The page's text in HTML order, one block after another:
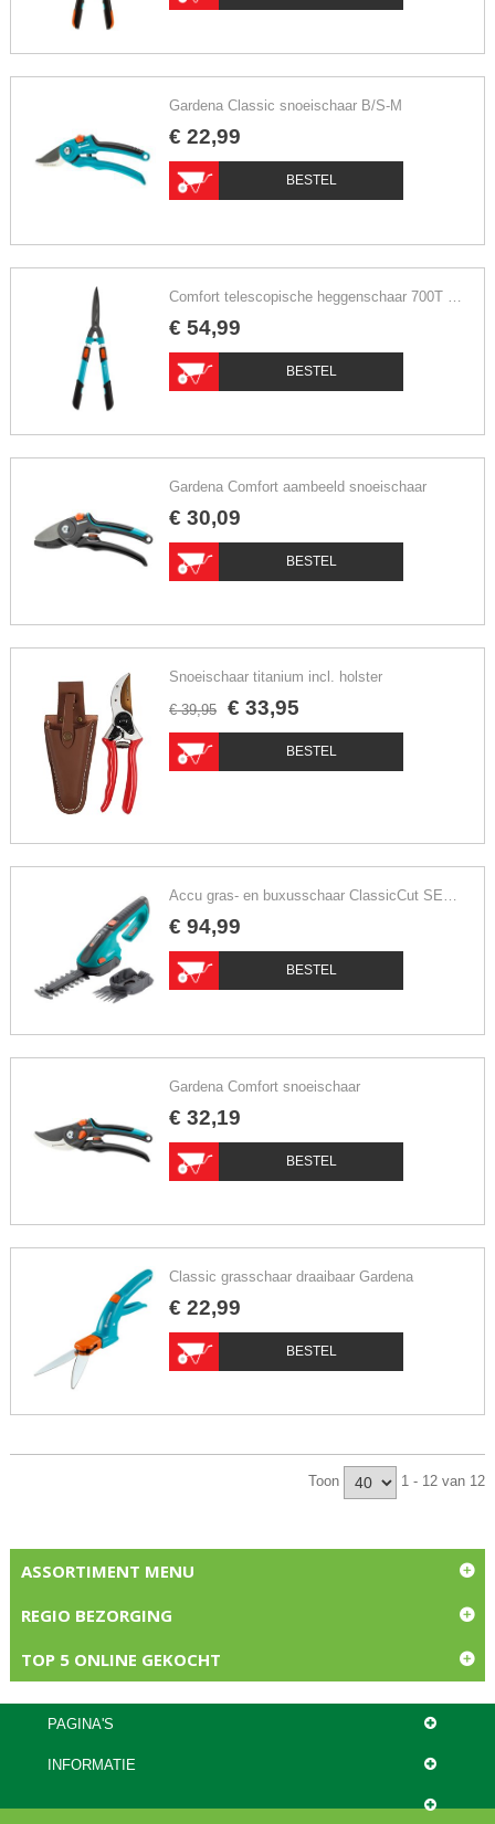
Gardena Classic snoeischaar B/S-M
€ 22,99
BESTEL
€ 54,99
BESTEL
Gardena Comfort aambeeld snoeischaar
€ 30,09
BESTEL
Snoeischaar titanium incl. holster
€ 39,95 € 33,95
BESTEL
Accu gras- en buxusschaar ClassicCut SET Gardena
€ 94,99
BESTEL
Gardena Comfort snoeischaar
€ 32,19
BESTEL
Classic grasschaar draaibaar Gardena
€ 22,99
BESTEL
Toon 1 - 12 van 12
ASSORTIMENT MENU
REGIO BEZORGING
TOP 5 ONLINE GEKOCHT
PAGINA'S
INFORMATIE